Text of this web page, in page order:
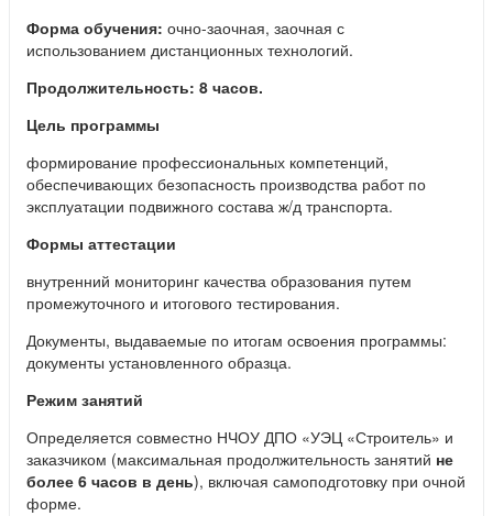
Форма обучения: очно-заочная, заочная с
использованием дистанционных технологий.
Продолжительность: 8 часов.
Цель программы
формирование профессиональных компетенций,
обеспечивающих безопасность производства работ по
эксплуатации подвижного состава ж/д транспорта.
Формы аттестации
внутренний мониторинг качества образования путем
промежуточного и итогового тестирования.
Документы, выдаваемые по итогам освоения программы:
документы установленного образца.
Режим занятий
Определяется совместно НЧОУ ДПО «УЭЦ «Строитель» и
заказчиком (максимальная продолжительность занятий не
более 6 часов в день), включая самоподготовку при очной
форме.